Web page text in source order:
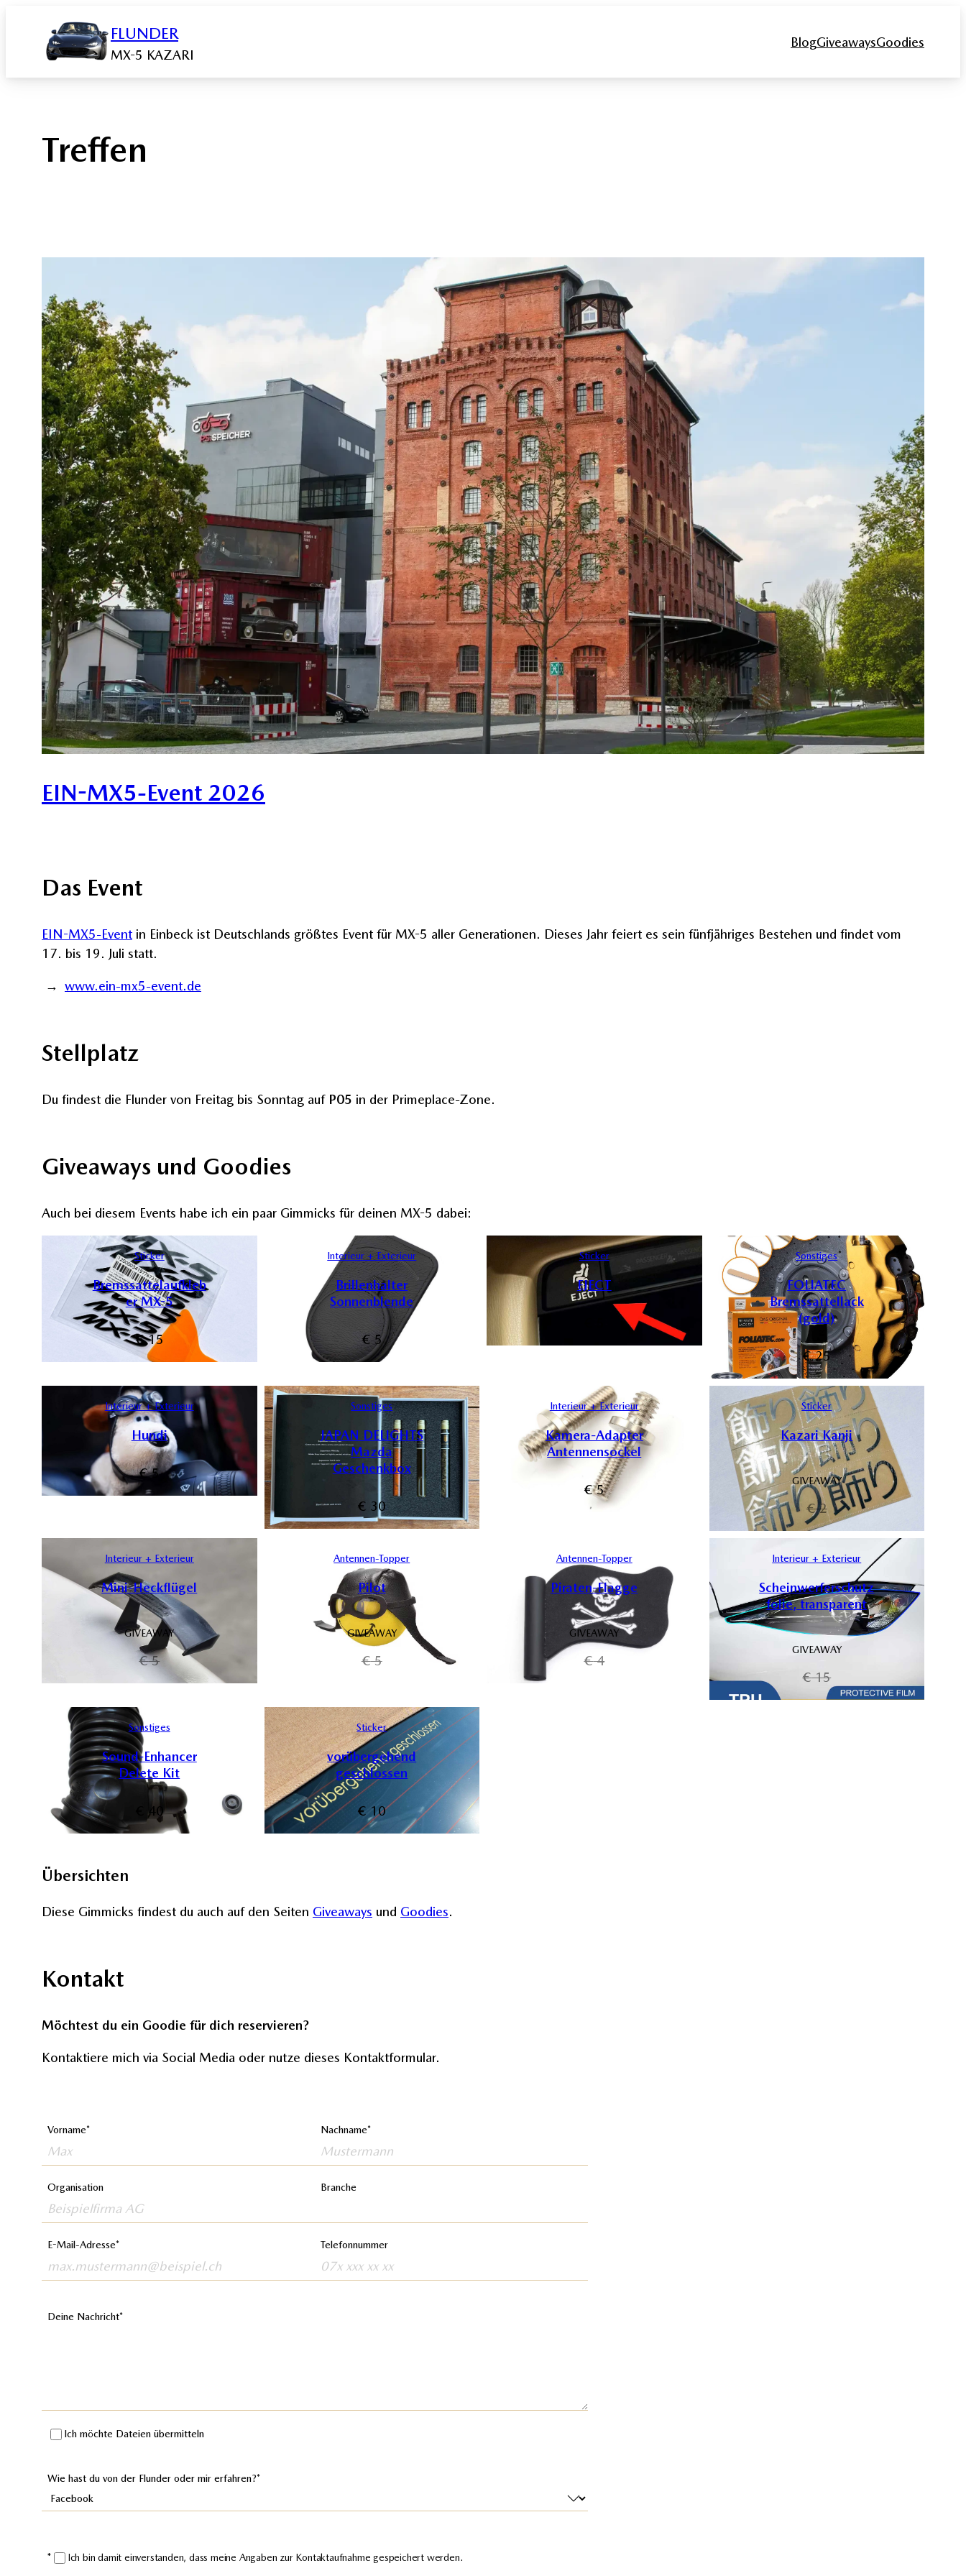
springen
FLUNDER
MX-5 KAZARI
BlogGiveawaysGoodies
Treffen
EIN-MX5-Event 2026
Das Event
EIN-MX5-Event in Einbeck ist Deutschlands größtes Event für MX-5 aller Generationen. Dieses Jahr feiert es sein fünfjähriges Bestehen und findet vom
17. bis 19. Juli statt.
www.ein-mx5-event.de
Stellplatz
Du findest die Flunder von Freitag bis Sonntag auf P05 in der Primeplace-Zone.
Giveaways und Goodies
Auch bei diesem Events habe ich ein paar Gimmicks für deinen MX-5 dabei:
Sticker
Bremssattelaufkleb
er MX-5
€15
Interieur + Exterieur
Brillenhalter
Sonnenblende
€5
Sticker
EJECT
Sonstiges
FOLIATEC
Bremssattellack
(gold)
€25
Interieur + Exterieur
Hundi
€5
Sonstiges
JAPAN DELIGHTS
Mazda
Geschenkbox
€ 30
Interieur + Exterieur
Kamera-Adapter
Antennensockel
€5
Sticker
Kazari Kanji
GIVEAWAY
€2
Interieur + Exterieur
Mini-Heckflügel
GIVEAWAY
€5
Antennen-Topper
Pilot
GIVEAWAY
€5
Antennen-Topper
Piraten-Flagge
GIVEAWAY
€4
Interieur + Exterieur
Scheinwerferschutz
folie, transparent
GIVEAWAY
€15
Sonstiges
Sound-Enhancer
Delete Kit
40
Sticker
vorübergehend
geschlossen
€ 10
Übersichten
Diese Gimmicks findest du auch auf den Seiten Giveaways und Goodies.
Kontakt
Möchtest du ein Goodie für dich reservieren?
Kontaktiere mich via Social Media oder nutze dieses Kontaktformular.
Vorname Nachname
Organisation Branche
E-Mail-Adresse Telefonnummer
Deine Nachricht
Ich möchte Dateien übermitteln
Wie hast du von der Flunder oder mir erfahren?
Ich bin damit einverstanden, dass meine Angaben zur Kontaktaufnahme gespeichert werden.